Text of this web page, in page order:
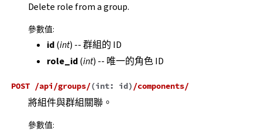
Delete role from a group.
參數值:
id(int) -- 群組的 ID
role_id(int) -- 唯一的角色 ID
POST /api/groups/(int: id) /components/
將組件與群組關聯。
參數值: